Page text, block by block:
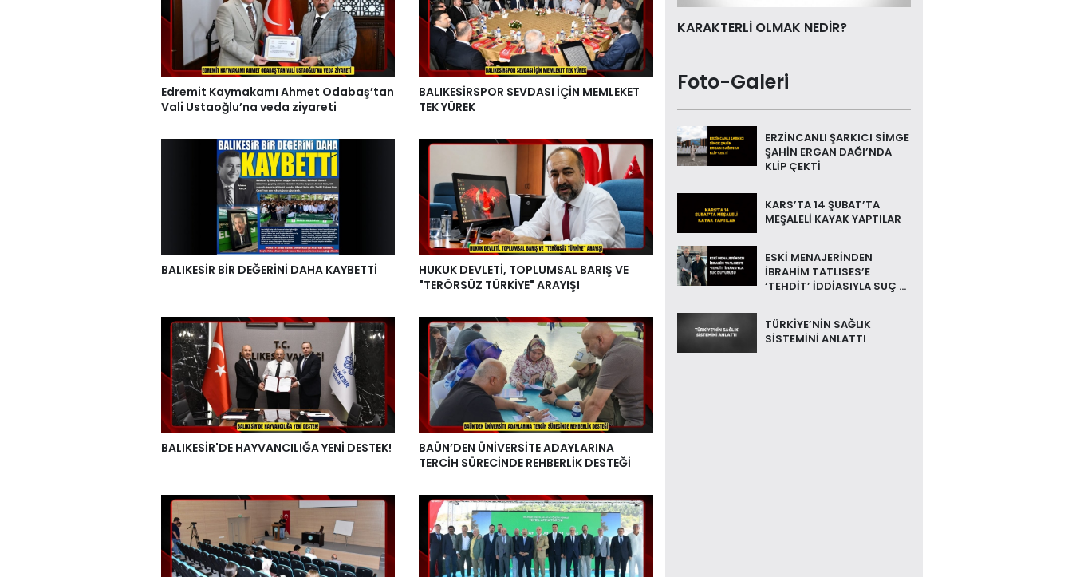
Edremit Kaymakamı Ahmet Odabaş’tan
Vali Ustaoğlu’na veda ziyareti
BALIKESİRSPOR SEVDASI İÇİN MEMLEKET
TEK YÜREK
BALIKESİR BİR DEĞERİNİ DAHA KAYBETTİ
HUKUK DEVLETİ, TOPLUMSAL BARIŞ VE
"TERÖRSÜZ TÜRKİYE" ARAYIŞI
BALIKESİR'DE HAYVANCILIĞA YENİ DESTEK!
BAÜN’DEN ÜNİVERSİTE ADAYLARINA
TERCİH SÜRECİNDE REHBERLİK DESTEĞİ
KARAKTERLİ OLMAK NEDİR?
Foto-Galeri
ERZİNCANLI ŞARKICI SİMGE
ŞAHİN ERGAN DAĞI’NDA
KLİP ÇEKTİ
KARS’TA 14 ŞUBAT’TA
MEŞALELİ KAYAK YAPTILAR
ESKİ MENAJERİNDEN
İBRAHİM TATLISES’E
‘TEHDİT’ İDDİASIYLA SUÇ ...
TÜRKİYE’NİN SAĞLIK
SİSTEMİNİ ANLATTI